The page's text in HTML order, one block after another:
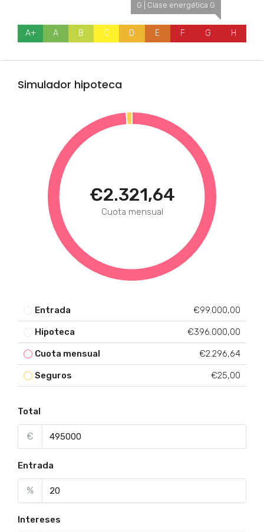
A+ A B C D E F
G | Clase energética G
G H
Simulador hipoteca
€2.321,64
Cuota mensual
Entrada €99.000,00
Hipoteca €396.000,00
Cuota mensual €2.296,64
Seguros €25,00
Total
€
Entrada
%
Intereses